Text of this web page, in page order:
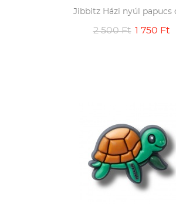
Jibbitz Házi nyúl papucs
2 500 Ft 1 750 Ft